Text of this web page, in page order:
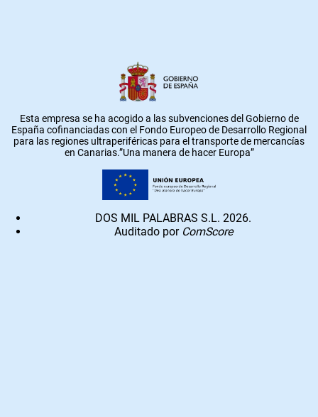
Esta empresa se ha acogido a las subvenciones del Gobierno de
España cofinanciadas con el Fondo Europeo de Desarrollo Regional
para las regiones ultraperiféricas para el transporte de mercancías
en Canarias.”Una manera de hacer Europa”
DOS MIL PALABRAS S.L. 2026.
Auditado por ComScore